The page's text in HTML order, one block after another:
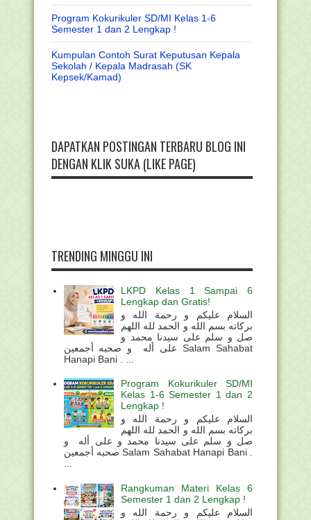
Program Kokurikuler SD/MI Kelas 1-6
Semester 1 dan 2 Lengkap !
Kumpulan Contoh Surat Keputusan Kepala
Sekolah / Kepala Madrasah (SK
Kepsek/Kamad)
DAPATKAN POSTINGAN TERBARU BLOG INI
DENGAN KLIK SUKA (LIKE PAGE)
TRENDING MINGGU INI
LKPD Kelas 1 Sampai 6
Lengkap dan Gratis!
السلام عليكم و رحمة الله و
بركاته بسم الله و الحمد لله اللهم
صل و سلم على سيدنا محمد و
على أله و صحبه أجمعين Salam Sahabat
Hanapi Bani . ...
Program Kokurikuler SD/MI
Kelas 1-6 Semester 1 dan 2
Lengkap !
السلام عليكم و رحمة الله و
بركاته بسم الله و الحمد لله اللهم
صل و سلم على سيدنا محمد و على أله و
صحبه أجمعين Salam Sahabat Hanapi Bani .
Rangkuman Materi Kelas 6
Semester 1 dan 2 Lengkap !
السلام عليكم و رحمة الله و